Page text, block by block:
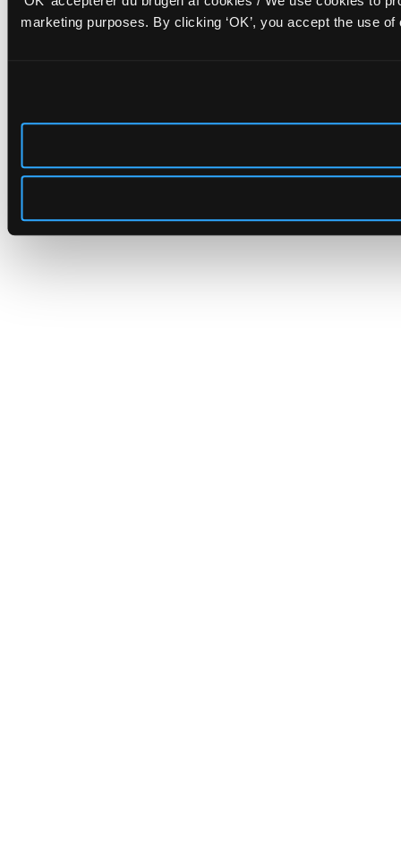
marketing purposes. By clicking ‘OK’, you accept the use of